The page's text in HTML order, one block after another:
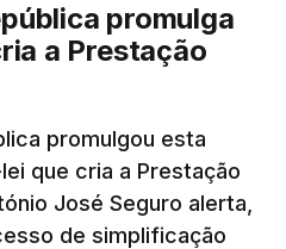
promulga
a Prestação
promulgou esta
que cria a Prestação
José Seguro alerta,
de simplificação